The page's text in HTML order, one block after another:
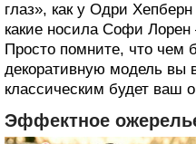
глаз», как у Одри
какие носила Софи
Просто помните, что чем
декоративную модель вы
классическим будет ваш
Эффектное